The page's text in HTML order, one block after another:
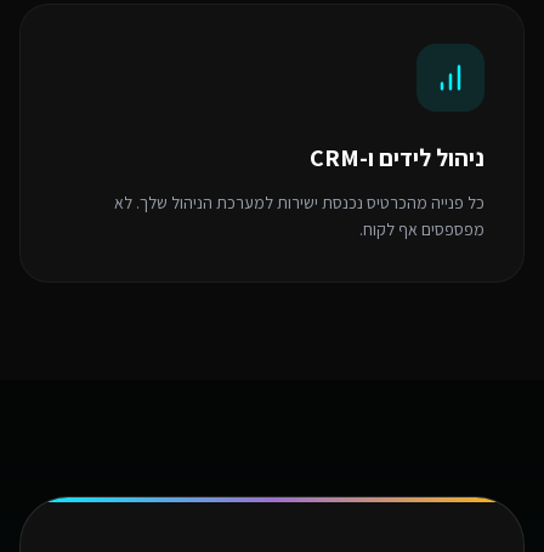
ניהול לידים ו-CRM
כל פנייה מהכרטיס נכנסת ישירות למערכת הניהול שלך. לא
מפספסים אף לקוח.